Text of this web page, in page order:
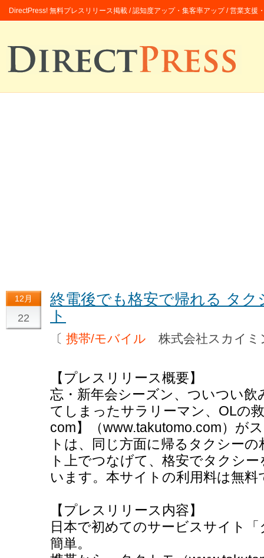
DirectPress! 無料プレスリリース掲載 / 認知度アップ・集客率アップ / 営業支援
12月
22
終電後でも格安で帰れる タ
ト
〔 携帯/モバイル 株式会社スカイ
【プレスリリース概要】
忘・新年会シーズン、ついつい
てしまったサラリーマン、OLの
com】（www.takutomo.com）が
トは、同じ方面に帰るタクシー
ト上でつなげて、格安でタクシ
います。本サイトの利用料は無料
【プレスリリース内容】
日本で初めてのサービスサイト
簡単。